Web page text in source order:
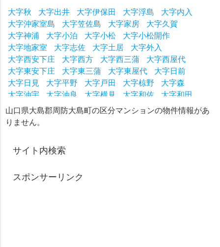
大字秋 大字出井 大字伊保田 大字浮島
大字内入
大字沖家室島
大字笠佐島 大字家房
大字久賀
大字神浦
大字小泊 大字小松
大字小松開作
大字地家室
大字志佐 大字土居
大字外入
大字西安下庄
大字西方 大字西三蒲
大字西屋代
大字東安下庄
大字東三蒲 大字東屋代
大字日前
大字日見
大字平野 大字戸田 大字椋野
大字森
大字油宇
大字油良 大字横見 大字和佐
大字和田
山口県大島郡周防大島町の区分マンションの物件情報があ
りません。
サイト内検索
スポンサーリンク